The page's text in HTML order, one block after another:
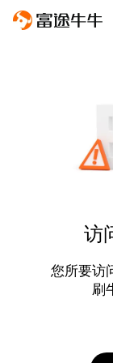
访
您所要访
刷